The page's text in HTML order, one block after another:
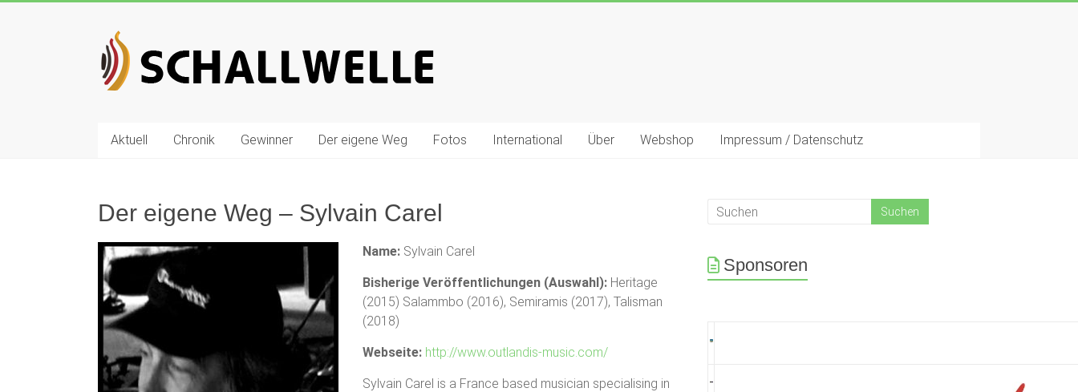
Schallwelle
Preis
fürAktuell Chronik Gewinner Der eigene Weg Fotos International Über Webshop Impressum / Datenschutz
Der eigene Weg – Sylvain Carel
Name: Sylvain Carel
Bisherige Veröffentlichungen (Auswahl): Heritage
(2015) Salammbo (2016), Semiramis (2017), Talisman
(2018)
Webseite: http://www.outlandis-music.com/
Sylvain Carel is a France based musician specialising in
Sponsoren